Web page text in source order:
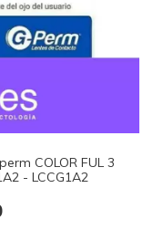
COLOR FUL 3
- LCCG1A2